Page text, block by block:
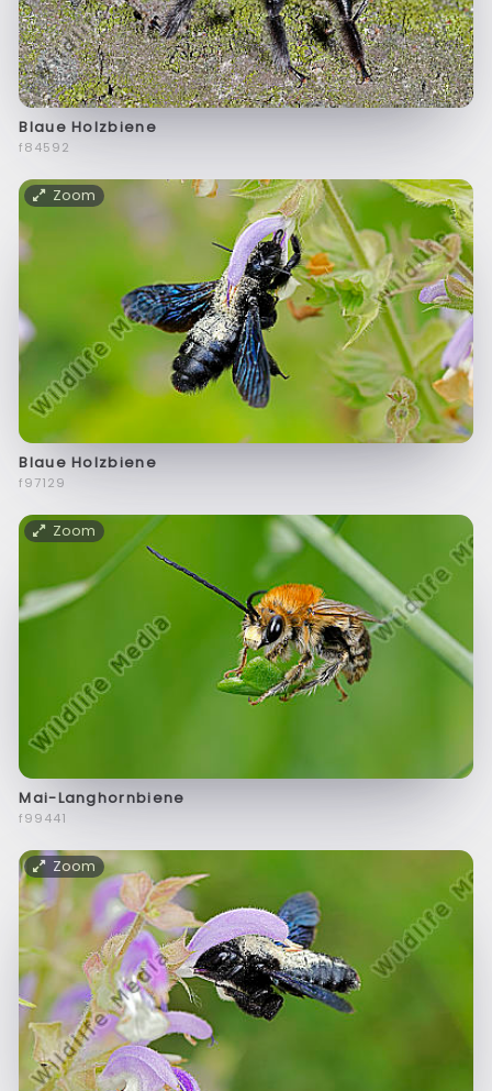
Blaue Holzbiene
f84592
Zoom
Blaue Holzbiene
f97129
Zoom
Mai-Langhornbiene
f99441
Zoom